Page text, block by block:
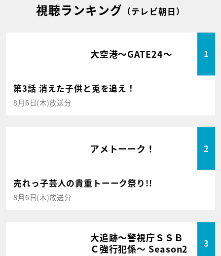
視聴ランキング （テレビ朝日）
大空港～GATE24～ 1
第3話 消えた子供と兎を追え！
8月6日(木)放送分
アメトーーク！ 2
売れっ子芸人の貴重トーーク祭り!!
8月6日(木)放送分
大追跡～警視庁ＳＳＢ
Ｃ強行犯係～ Season2
3